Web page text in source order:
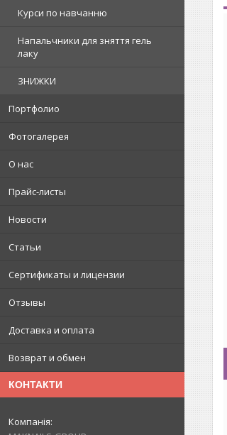
Курси по навчанню
Напальчники для зняття гель
лаку
ЗНИЖКИ
Портфолио
Фотогалерея
О нас
Прайс-листы
Новости
Статьи
Сертификаты и лицензии
Отзывы
Доставка и оплата
Возврат и обмен
КОНТАКТИ